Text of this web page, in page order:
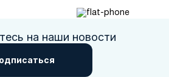
на наши новости